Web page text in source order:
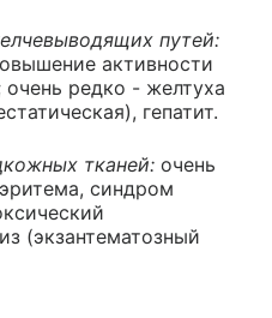
путей:
активности
редко - желтуха
гепатит.
тканей: очень
синдром
(экзантематозный